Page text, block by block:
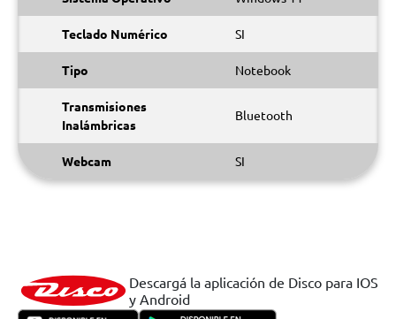
Teclado Numérico SI
Tipo Notebook
Transmisiones
Inalámbricas
Bluetooth
Webcam SI
Descargá la aplicación de Disco para IOS
y Android